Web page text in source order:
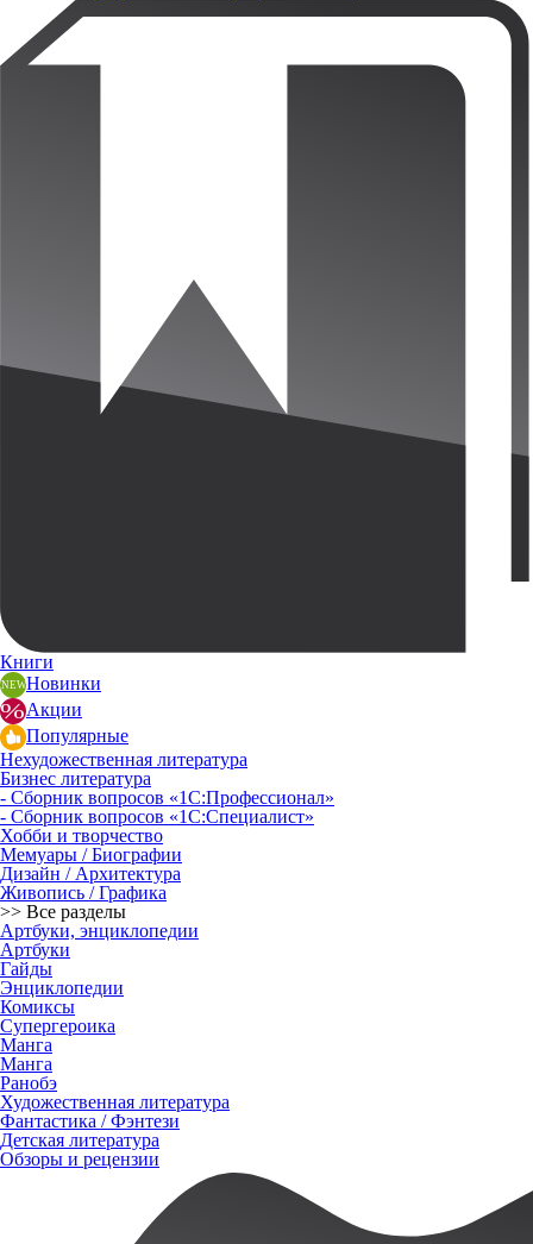
Книги
Новинки
Акции
Популярные
Нехудожественная литература
Бизнес литература
- Сборник вопросов «1С:Профессионал»
- Сборник вопросов «1С:Специалист»
Хобби и творчество
Мемуары / Биографии
Дизайн / Архитектура
Живопись / Графика
>> Все разделы
Артбуки, энциклопедии
Артбуки
Гайды
Энциклопедии
Комиксы
Супергероика
Манга
Манга
Ранобэ
Художественная литература
Фантастика / Фэнтези
Детская литература
Обзоры и рецензии